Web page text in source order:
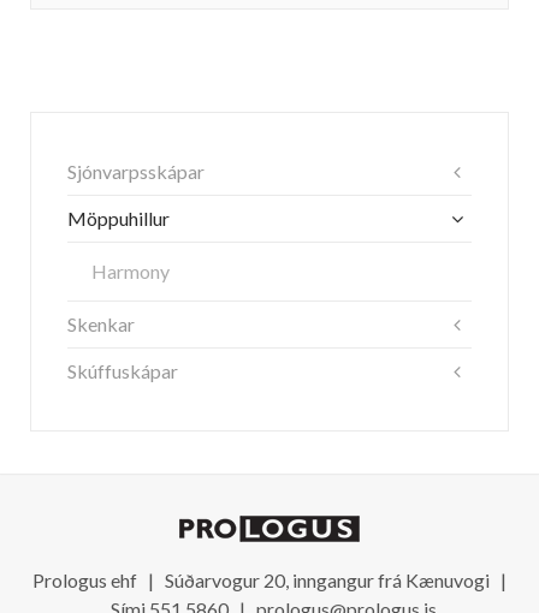
Sjónvarpsskápar
Möppuhillur
Harmony
Skenkar
Skúffuskápar
Prologus ehf | Súðarvogur 20, inngangur frá Kænuvogi |